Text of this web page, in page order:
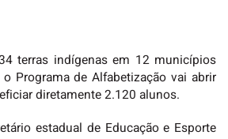
terras indígenas em 12 municípios
Programa de Alfabetização vai abrir
diretamente 2.120 alunos.
estadual de Educação e Esporte